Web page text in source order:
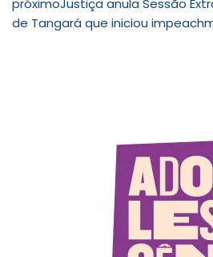
próximoJustiça anula Sessão
de Tangará que iniciou